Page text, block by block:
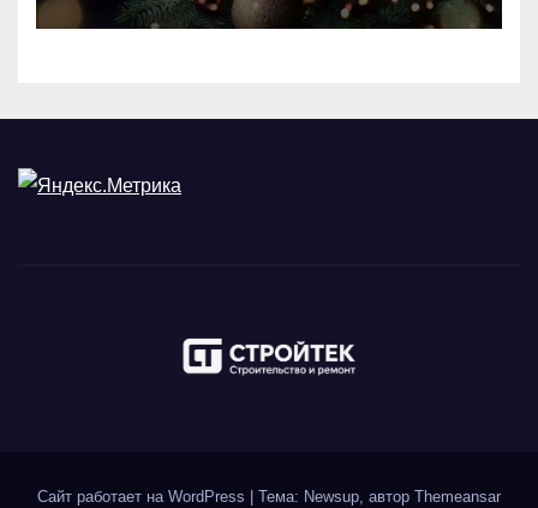
Сайт работает на WordPress Тема: Newsup, автор Themeansar